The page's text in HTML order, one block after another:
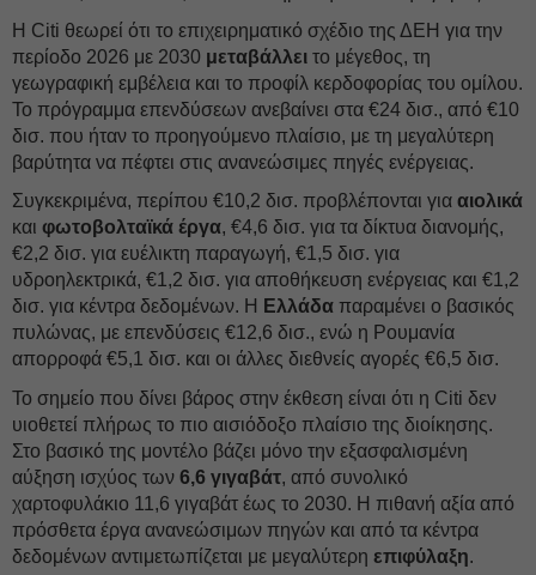
Η Citi θεωρεί ότι το επιχειρηματικό σχέδιο της ΔΕH για την
περίοδο 2026 με 2030 μεταβάλλει το μέγεθος, τη
γεωγραφική εμβέλεια και το προφίλ κερδοφορίας του ομίλου.
Το πρόγραμμα επενδύσεων ανεβαίνει στα €24 δισ., από €10
δισ. που ήταν το προηγούμενο πλαίσιο, με τη μεγαλύτερη
βαρύτητα να πέφτει στις ανανεώσιμες πηγές ενέργειας.
Συγκεκριμένα, περίπου €10,2 δισ. προβλέπονται για αιολικά
και φωτοβολταϊκά έργα, €4,6 δισ. για τα δίκτυα διανομής,
€2,2 δισ. για ευέλικτη παραγωγή, €1,5 δισ. για
υδροηλεκτρικά, €1,2 δισ. για αποθήκευση ενέργειας και €1,2
δισ. για κέντρα δεδομένων. Η Ελλάδα παραμένει ο βασικός
πυλώνας, με επενδύσεις €12,6 δισ., ενώ η Ρουμανία
απορροφά €5,1 δισ. και οι άλλες διεθνείς αγορές €6,5 δισ.
Το σημείο που δίνει βάρος στην έκθεση είναι ότι η Citi δεν
υιοθετεί πλήρως το πιο αισιόδοξο πλαίσιο της διοίκησης.
Στο βασικό της μοντέλο βάζει μόνο την εξασφαλισμένη
αύξηση ισχύος των 6,6 γιγαβάτ, από συνολικό
χαρτοφυλάκιο 11,6 γιγαβάτ έως το 2030. Η πιθανή αξία από
πρόσθετα έργα ανανεώσιμων πηγών και από τα κέντρα
δεδομένων αντιμετωπίζεται με μεγαλύτερη επιφύλαξη.